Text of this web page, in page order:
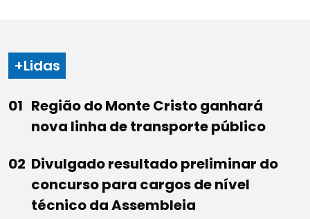
+Lidas
Região do Monte Cristo ganhará
nova linha de transporte público
Divulgado resultado preliminar do
concurso para cargos de nível
técnico da Assembleia